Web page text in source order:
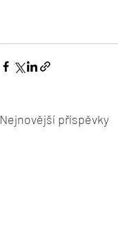
Nejnovější příspěvky